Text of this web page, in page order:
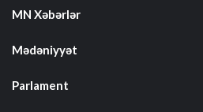
MN Xəbərlər
Mədəniyyət
Parlament